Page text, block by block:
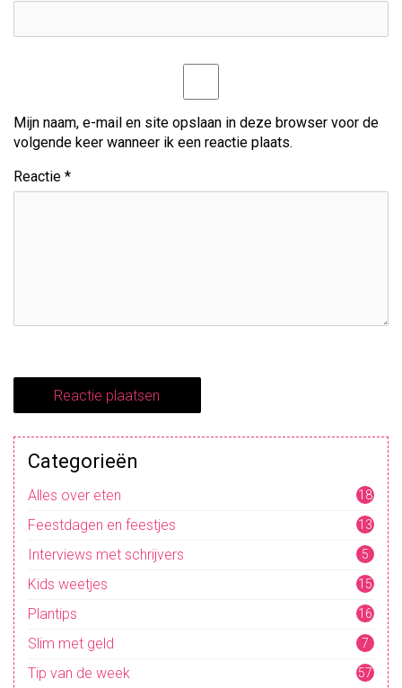
t
i
e
Mijn naam, e-mail en site opslaan in deze browser voor de
volgende keer wanneer ik een reactie plaats.
Reactie *
Categorieën
Alles over eten 18
Feestdagen en feestjes 13
Interviews met schrijvers 5
Kids weetjes 15
Plantips 16
Slim met geld 7
Tip van de week 57